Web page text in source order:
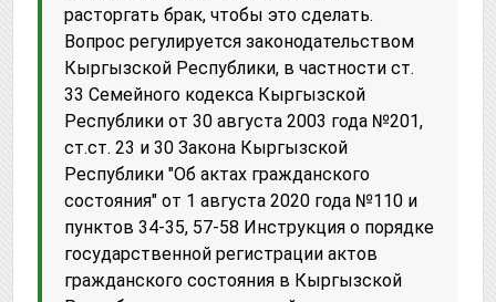
расторгать брак, чтобы это сделать.
Вопрос регулируется законодательством
Кыргызской Республики, в частности ст.
33 Семейного кодекса Кыргызской
Республики от 30 августа 2003 года №201,
ст.ст. 23 и 30 Закона Кыргызской
Республики "Об актах гражданского
состояния" от 1 августа 2020 года №110 и
пунктов 34-35, 57-58 Инструкция о порядке
государственной регистрации актов
гражданского состояния в Кыргызской